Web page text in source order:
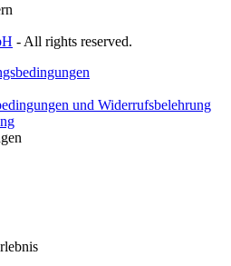
- All rights reserved.
und Widerrufsbelehrung